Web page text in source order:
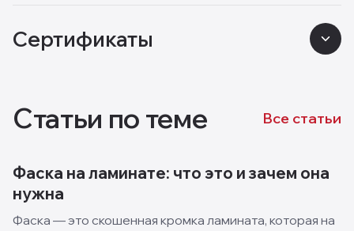
Сертификаты
Статьи по теме Все статьи
Фаска на ламинате: что это и зачем она
нужна
Фаска — это скошенная кромка ламината, которая на